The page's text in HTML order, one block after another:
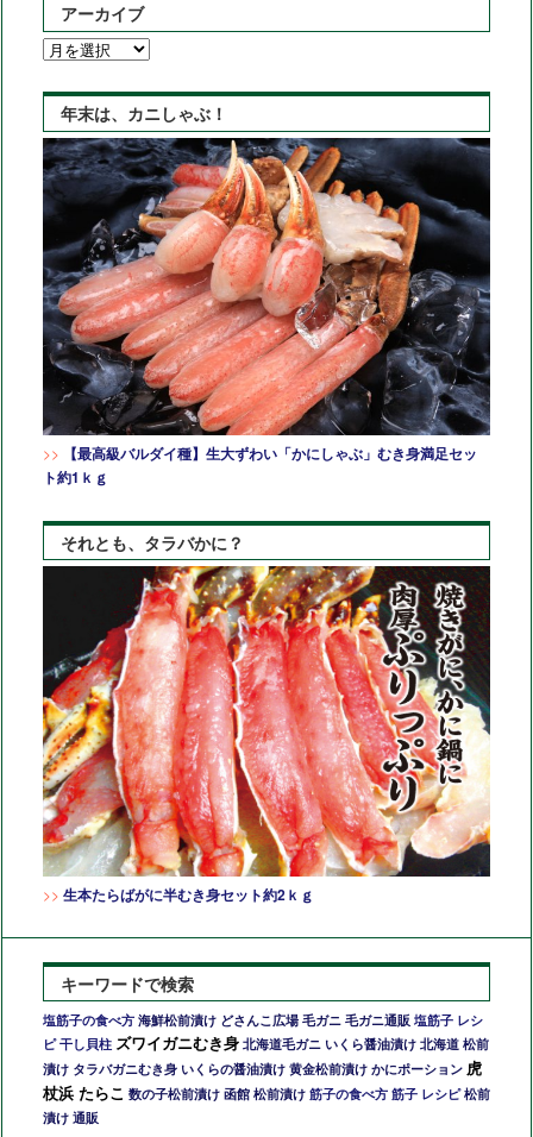
アーカイブ
ア
カ
ブ
年末は、カニしゃぶ！
>>
【最高級バルダイ種】生大ずわい「かにしゃぶ」むき身満足セッ
ト約1ｋｇ
それとも、タラバかに？
>> 生本たらばがに半むき身セット約2ｋｇ
キーワードで検索
塩筋子の食べ方 海鮮松前漬け どさんこ広場 毛ガニ毛ガニ通販 塩筋子 レシ
ピ 干し貝柱 ズワイガニむき身北海道毛ガニ いくら醤油漬け北海道 松前
漬け タラバガニむき身 いくらの醤油漬け黄金松前漬けかにポーション 虎
杖浜 たらこ 数の子松前漬け函館 松前漬け 筋子の食べ方 筋子 レシピ 松前
漬け 通販